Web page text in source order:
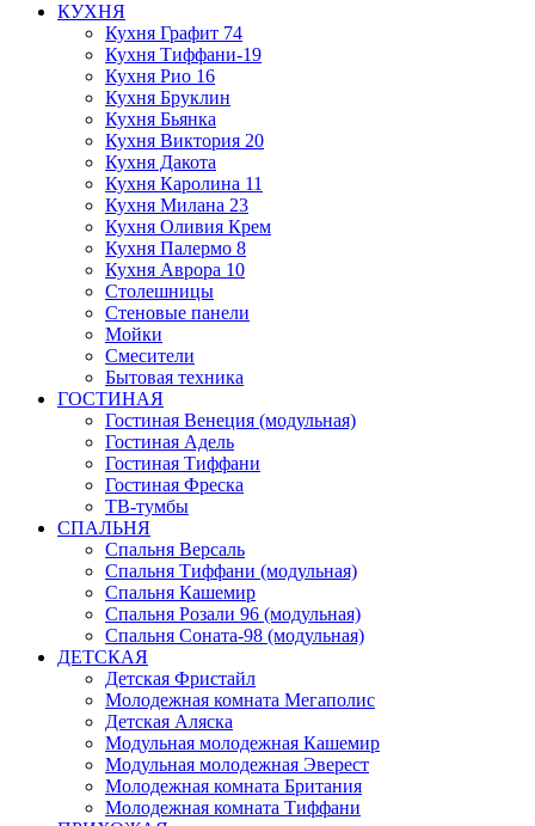
КУХНЯ
Кухня Графит 74
Кухня Тиффани-19
Кухня Рио 16
Кухня Бруклин
Кухня Бьянка
Кухня Виктория 20
Кухня Дакота
Кухня Каролина 11
Кухня Милана 23
Кухня Оливия Крем
Кухня Палермо 8
Кухня Аврора 10
Столешницы
Стеновые панели
Мойки
Смесители
Бытовая техника
ГОСТИНАЯ
Гостиная Венеция (модульная)
Гостиная Адель
Гостиная Тиффани
Гостиная Фреска
ТВ-тумбы
СПАЛЬНЯ
Спальня Версаль
Спальня Тиффани (модульная)
Спальня Кашемир
Спальня Розали 96 (модульная)
Спальня Соната-98 (модульная)
ДЕТСКАЯ
Детская Фристайл
Молодежная комната Мегаполис
Детская Аляска
Модульная молодежная Кашемир
Модульная молодежная Эверест
Молодежная комната Британия
Молодежная комната Тиффани